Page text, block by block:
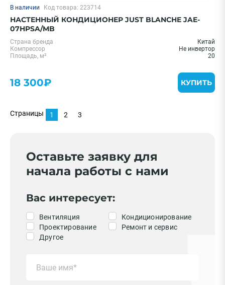
В наличии Код товара: 223714
НАСТЕННЫЙ КОНДИЦИОНЕР JUST BLANCHE JAE-
07HPSA/MB
Страна бренда
Китай
Компрессор
Не инвертор
Площадь, м²
20
18 300₽ КУПИТЬ
Страницы 1 2 3
Оставьте заявку для
начала работы с нами
Вас интересует:
Вентиляция
Кондиционирование
Проектирование
Ремонт и сервис
Другое